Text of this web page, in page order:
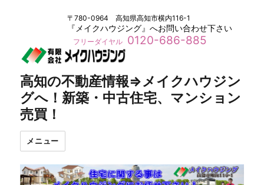
〒780-0964 高知県高知市横内116-1
『メイクハウジング』へお問い合わせ下さい
フリーダイヤル 0120-686-885
高知の不動産情報⇒メイクハウジン
グへ！新築・中古住宅、マンション
売買！
メニュー